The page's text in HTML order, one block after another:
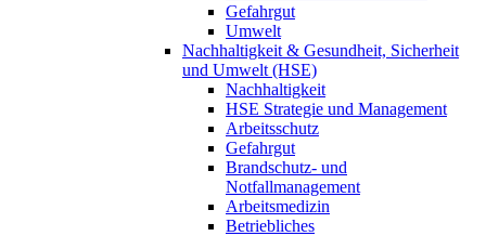
Gefahrgut
Umwelt
Nachhaltigkeit & Gesundheit, Sicherheit
und Umwelt (HSE)
Nachhaltigkeit
HSE Strategie und Management
Arbeitsschutz
Gefahrgut
Brandschutz- und
Notfallmanagement
Arbeitsmedizin
Betriebliches